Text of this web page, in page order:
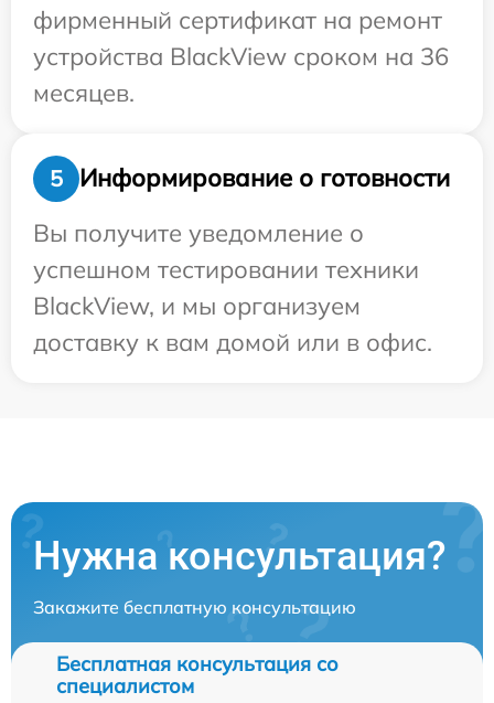
фирменный сертификат на ремонт
устройства BlackView сроком на 36
месяцев.
5
Информирование о готовности
Вы получите уведомление о
успешном тестировании техники
BlackView, и мы организуем
доставку к вам домой или в офис.
Нужна консультация?
Закажите бесплатную консультацию
Бесплатная консультация со
специалистом